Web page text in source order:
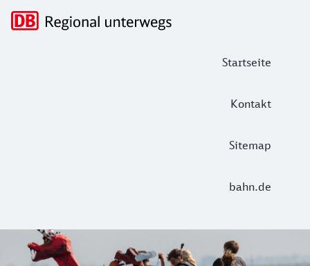
Startseite
Kontakt
Sitemap
bahn.de
Hauptnavigation
Papierbootregatta auf Spiekeroog –
Kreative Papierboote paddeln im Hafen von Spiekeroog